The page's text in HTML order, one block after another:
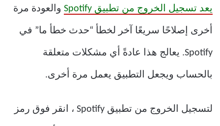
يعد تسجيل الخروج من تطبيق Spotify والعودة مرة
أخرى إصلاحًا سريعًا آخر لخطأ “حدث خطأ ما” في
Spotify. يعالج هذا عادةً أي مشكلات متعلقة
بالحساب ويجعل التطبيق يعمل مرة أخرى.
لتسجيل الخروج من تطبيق Spotify ، انقر فوق رمز